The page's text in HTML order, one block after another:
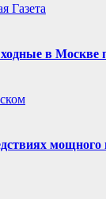
Газета
в Москве